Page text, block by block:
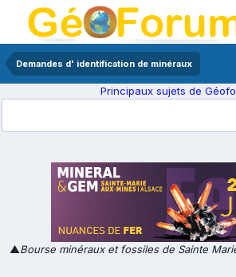
Demandes d' identification de minéraux
Principaux sujets de
▲Bourse minéraux et fossiles de Sainte